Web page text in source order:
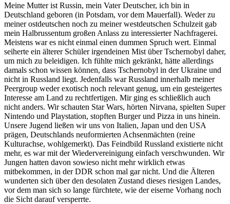
Meine Mutter ist Russin, mein Vater Deutscher, ich bin in
Deutschland geboren (in Potsdam, vor dem Mauerfall). Weder zu
meiner ostdeutschen noch zu meiner westdeutschen Schulzeit gab
mein Halbrussentum großen Anlass zu interessierter Nachfragerei.
Meistens war es nicht einmal einen dummen Spruch wert. Einmal
seiherte ein älterer Schüler irgendeinen Mist über Tschernobyl daher,
um mich zu beleidigen. Ich fühlte mich gekränkt, hätte allerdings
damals schon wissen können, dass Tschernobyl in der Ukraine und
nicht in Russland liegt. Jedenfalls war Russland innerhalb meiner
Peergroup weder exotisch noch relevant genug, um ein gesteigertes
Interesse am Land zu rechtfertigen. Mir ging es schließlich auch
nicht anders. Wir schauten Star Wars, hörten Nirvana, spielten Super
Nintendo und Playstation, stopften Burger und Pizza in uns hinein.
Unsere Jugend ließen wir uns von Italien, Japan und den USA
prägen, Deutschlands neuformierten Achsenmächten (reine
Kulturachse, wohlgemerkt). Das Feindbild Russland existierte nicht
mehr, es war mit der Wiedervereinigung einfach verschwunden. Wir
Jungen hatten davon sowieso nicht mehr wirklich etwas
mitbekommen, in der DDR schon mal gar nicht. Und die Älteren
wunderten sich über den desolaten Zustand dieses riesigen Landes,
vor dem man sich so lange fürchtete, wie der eiserne Vorhang noch
die Sicht darauf versperrte.